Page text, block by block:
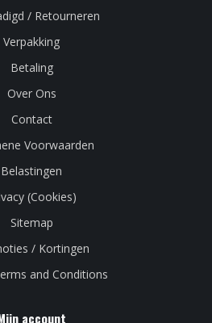
/ Retourneren
Verpakking
Betaling
Over Ons
Contact
Voorwaarden
Belastingen
(Cookies)
Sitemap
/ Kortingen
and Conditions
account